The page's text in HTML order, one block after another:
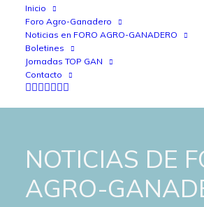
Inicio
Foro Agro-Ganadero
Noticias en FORO AGRO-GANADERO
Boletines
Jornadas TOP GAN
Contacto
NOTICIAS DE
AGRO-